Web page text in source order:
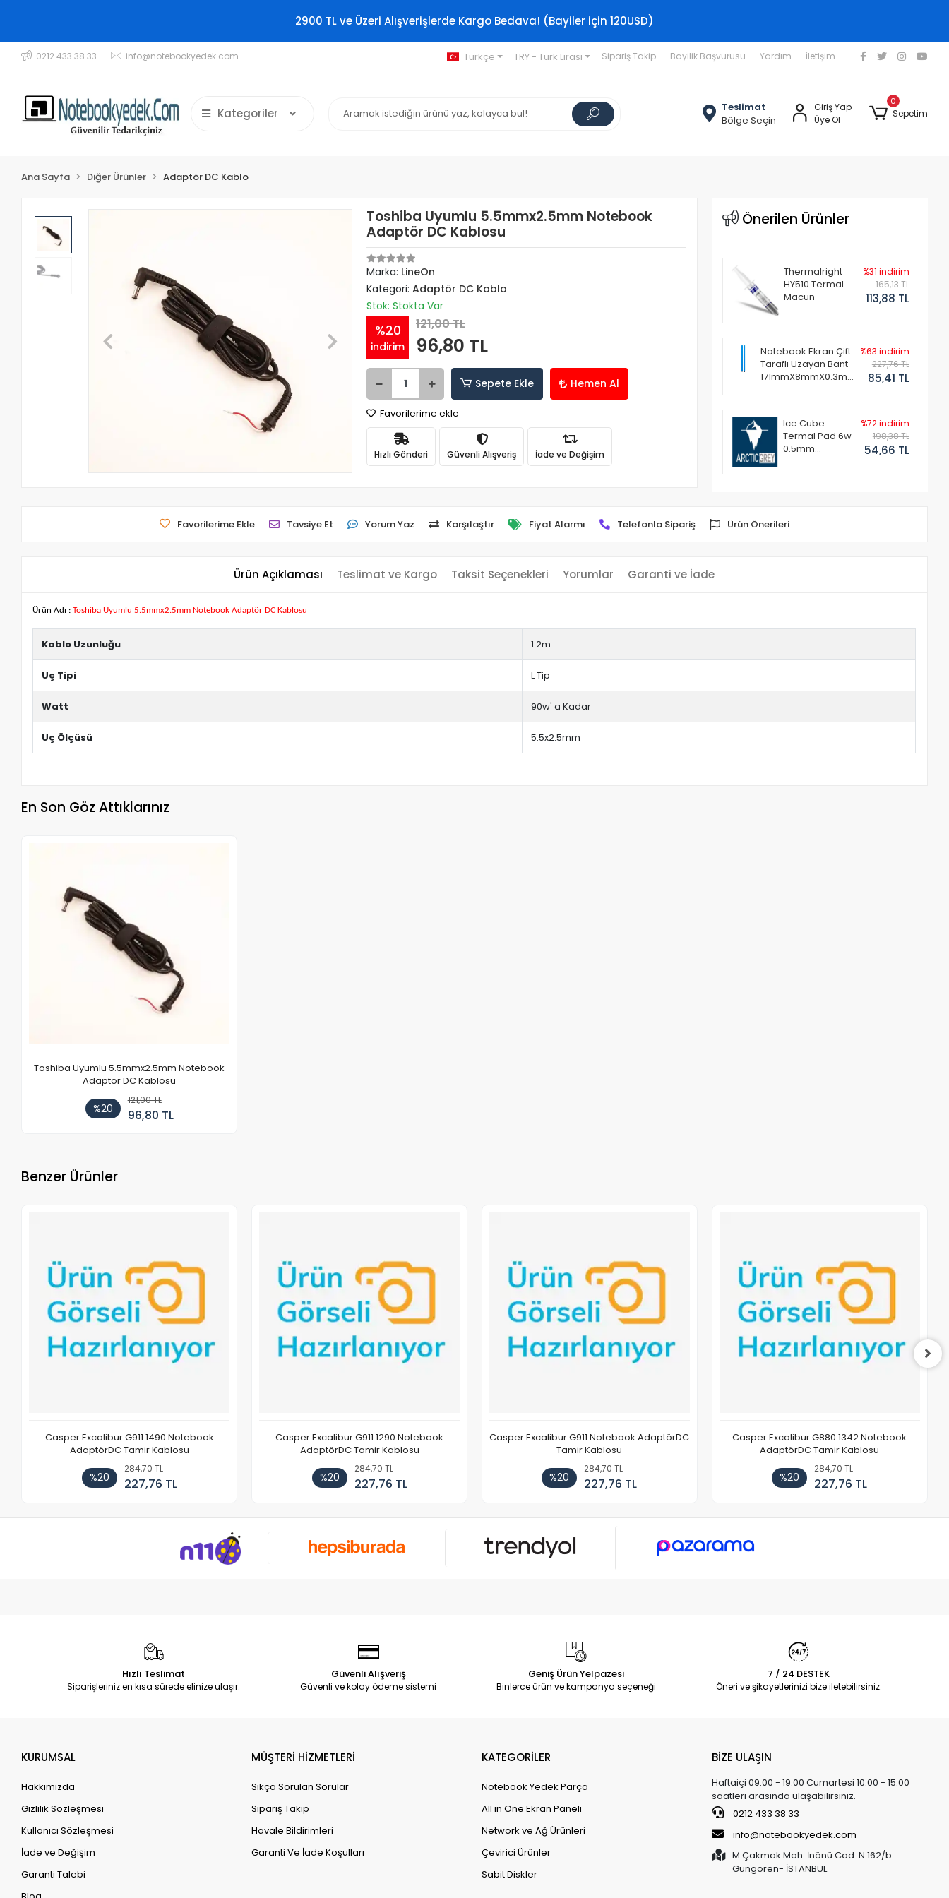
2900 TL ve Üzeri Alışverişlerde Kargo Bedava! (Bayiler için 120USD)
0212 433 38 33 info@notebookyedek.com Türkçe TRY - Türk Lirası Sipariş Takip Bayilik Başvurusu Yardım İletişim
Kategoriler
Teslimat
Bölge Seçin
Giriş Yap
Üye Ol
0
Sepetim
Ana Sayfa Diğer Ürünler Adaptör DC Kablo
Toshiba Uyumlu 5.5mmx2.5mm Notebook
Adaptör DC Kablosu
Marka: LineOn
Kategori:Adaptör DC Kablo
Stok: Stokta Var
%20
indirim
121,00 TL
96,80 TL
Sepete Ekle Hemen Al
Favorilerime ekle
Hızlı Gönderi Güvenli Alışveriş İade ve Değişim
Önerilen Ürünler
Thermalright
HY510 Termal
Macun
%31 indirim
165,13 TL
113,88 TL
Notebook Ekran Çift
Taraflı Uzayan Bant
171mmX8mmX0.3mm
%63 indirim
227,76 TL
85,41 TL
Ice Cube
Termal Pad 6w
0.5mm
%72 indirim
198,38 TL
54,66 TL
Favorilerime Ekle Tavsiye Et Yorum Yaz Karşılaştır Fiyat Alarmı Telefonla Sipariş Ürün Önerileri
Ürün Açıklaması Teslimat ve Kargo Taksit Seçenekleri Yorumlar Garanti ve İade
Ürün Adı : Toshiba Uyumlu 5.5mmx2.5mm Notebook Adaptör DC Kablosu
Kablo Uzunluğu 1.2m
Uç Tipi L Tip
Watt 90w' a Kadar
Uç Ölçüsü 5.5x2.5mm
En Son Göz Attıklarınız
Toshiba Uyumlu 5.5mmx2.5mm Notebook
Adaptör DC Kablosu
%20
121,00 TL
96,80 TL
Benzer Ürünler
Casper Excalibur G911.1490 Notebook
AdaptörDC Tamir Kablosu
%20
284,70 TL
227,76 TL
Casper Excalibur G911.1290 Notebook
AdaptörDC Tamir Kablosu
%20
284,70 TL
227,76 TL
Casper Excalibur G911 Notebook AdaptörDC
Tamir Kablosu
%20
284,70 TL
227,76 TL
Casper Excalibur G880.1342 Notebook
AdaptörDC Tamir Kablosu
%20
284,70 TL
227,76 TL
Hızlı Teslimat
Siparişleriniz en kısa sürede elinize ulaşır.
Güvenli Alışveriş
Güvenli ve kolay ödeme sistemi
Geniş Ürün Yelpazesi
Binlerce ürün ve kampanya seçeneği
7 / 24 DESTEK
Öneri ve şikayetlerinizi bize iletebilirsiniz.
KURUMSAL
Hakkımızda
Gizlilik Sözleşmesi
Kullanıcı Sözleşmesi
İade ve Değişim
Garanti Talebi
MÜŞTERİ HİZMETLERİ
Sıkça Sorulan Sorular
Sipariş Takip
Havale Bildirimleri
Garanti Ve İade Koşulları
KATEGORİLER
Notebook Yedek Parça
All in One Ekran Paneli
Network ve Ağ Ürünleri
Çevirici Ürünler
Sabit Diskler
BİZE ULAŞIN
Haftaiçi 09:00 - 19:00 Cumartesi 10:00 - 15:00
saatleri arasında ulaşabilirsiniz.
0212 433 38 33
info@notebookyedek.com
M.Çakmak Mah. İnönü Cad. N.162/b
Güngören- İSTANBUL